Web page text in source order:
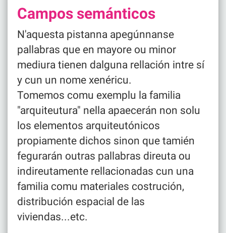
Campos semánticos
N'aquesta pistanna apegúnnanse
pallabras que en mayore ou minor
mediura tienen dalguna rellación intre sí
y cun un nome xenéricu.
Tomemos comu exemplu la familia
"arquiteutura" nella apaecerán non solu
los elementos arquiteutónicos
propiamente dichos sinon que tamién
fegurarán outras pallabras direuta ou
indireutamente rellacionadas cun una
familia comu materiales costrución,
distribución espacial de las
viviendas...etc.